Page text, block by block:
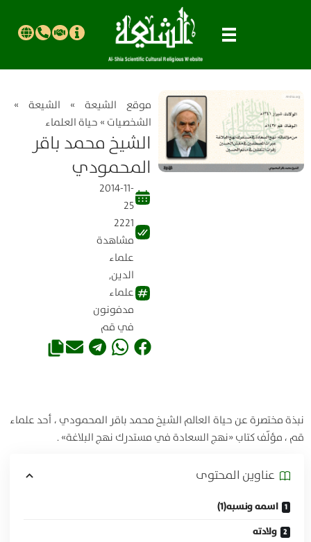
موقع الشیعة» الشيعة»
الشخصيات » حياة العلماء
الشيخ محمد باقر
المحمودي
2014-11-
25
2221
مشاهدة
علماء
الدين,
علماء
مدفونون
في قم
نبذة مختصرة عن حياة العالم الشيخ محمد باقر المحمودي ، أحد علماء
قم ، مؤلّف كتاب «نهج السعادة في مستدرك نهج البلاغة» .
عناوين المحتوی
اسمه ونسبه(1)
ولادته